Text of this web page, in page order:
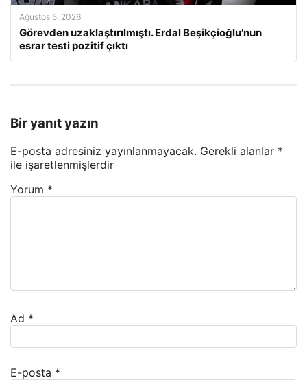
Ağustos 5, 2026
Görevden uzaklaştırılmıştı. Erdal Beşikçioğlu’nun
esrar testi pozitif çıktı
Bir yanıt yazın
E-posta adresiniz yayınlanmayacak. Gerekli alanlar *
ile işaretlenmişlerdir
Yorum *
Ad *
E-posta *